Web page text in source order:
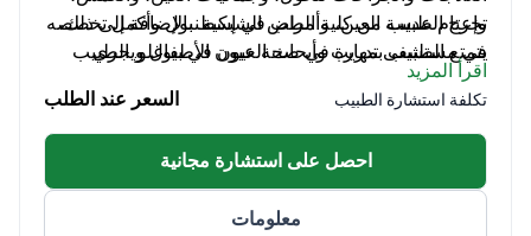
وإعتام عدسة العين، وأمراض الشبكية. بالإضافة إلى ذلك،
يتمتع الطبيب بمهارة في صحة عيون الأطفال ويجري
فحوصات شاملة للعين.<\/p>
تخرج الطبيب من كلية الطب في إسطنبول وأكمل تخصصه
في مستشفى تدريب وأبحاث العيون في بيوغلو. الطبيب
عضو في الجمعية الطبية التركية، وجمعية طب العيون
التركية، والجمعية الأوروبية لجراحي الساد والانكسار.<\/p>
اقرأ المزيد
تكلفة استشارة الطبيب السعر عند الطلب
احصل على استشارة مجانية
معلومات